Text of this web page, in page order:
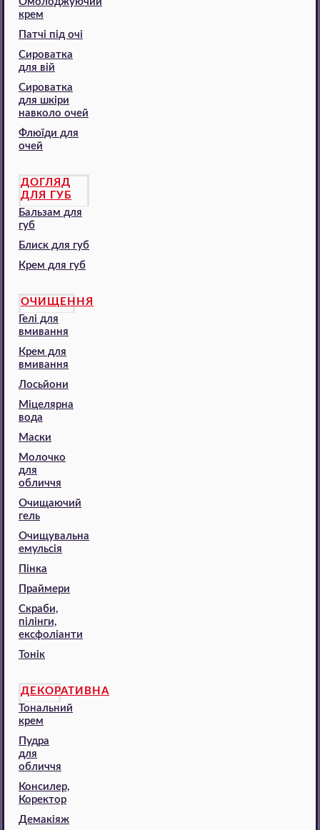
крем
Патчі під очі
Сироватка
для вій
Сироватка
для шкіри
навколо очей
Флюїди для
очей
ДОГЛЯД
ДЛЯ ГУБ
Бальзам для
губ
Блиск для губ
Крем для губ
ОЧИЩЕННЯ
Гелі для
вмивання
Крем для
вмивання
Лосьйони
Міцелярна
вода
Маски
Молочко
для
обличчя
Очищаючий
гель
Очищувальна
емульсія
Пінка
Праймери
Скраби,
пілінги,
ексфоліанти
Тонік
ДЕКОРАТИВНА
Тональний
крем
Пудра
для
обличчя
Консилер,
Коректор
Демакіяж